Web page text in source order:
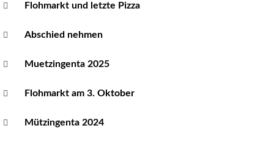
Flohmarkt und letzte Pizza
Abschied nehmen
Muetzingenta 2025
Flohmarkt am 3. Oktober
Mützingenta 2024